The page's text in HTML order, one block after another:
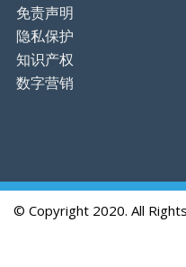
免责声明
隐私保护
知识产权
数字营销
© Copyright 2020. All